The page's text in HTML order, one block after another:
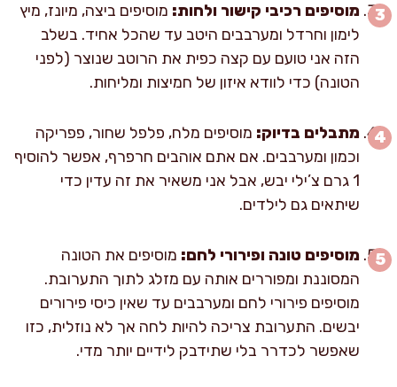
מוסיפים רכיבי קישור ולחות: מוסיפים ביצה, מיונז, מיץ
לימון וחרדל ומערבבים היטב עד שהכל אחיד. בשלב
הזה אני טועם עם קצה כפית את הרוטב שנוצר (לפני
הטונה) כדי לוודא איזון של חמיצות ומליחות.
מתבלים בדיוק: מוסיפים מלח, פלפל שחור, פפריקה
וכמון ומערבבים. אם אתם אוהבים חרפרף, אפשר להוסיף
1 גרם צ’ילי יבש, אבל אני משאיר את זה עדין כדי
שיתאים גם לילדים.
מוסיפים טונה ופירורי לחם: מוסיפים את הטונה
המסוננת ומפוררים אותה עם מזלג לתוך התערובת.
מוסיפים פירורי לחם ומערבבים עד שאין כיסי פירורים
יבשים. התערובת צריכה להיות לחה אך לא נוזלית, כזו
שאפשר לכדרר בלי שתידבק לידיים יותר מדי.